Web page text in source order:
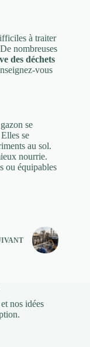
à traiter
nombreuses
des déchets
vous
se
se
au sol.
nourrie.
ou équipables
nos idées